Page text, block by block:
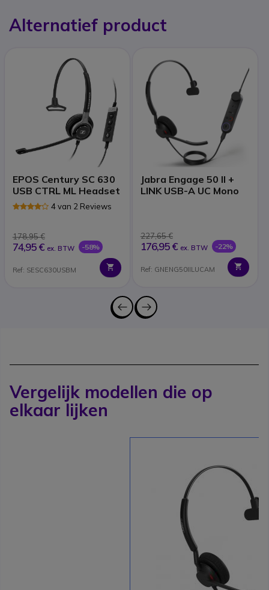
Alternatief product
EPOS Century SC 630
USB CTRL ML Headset
4 van 2 Reviews
178,95 €
74,95 € ex. BTW -58%
Ref: SESC630USBM
Jabra Engage 50 II +
LINK USB-A UC Mono
227,65 €
176,95 € ex. BTW -22%
Ref: GNENG50IILUCAM
Vergelijk modellen die op
elkaar lijken